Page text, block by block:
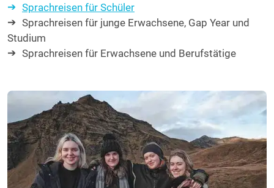
Sprachreisen für Schüler
Sprachreisen für junge Erwachsene, Gap Year und
Studium
Sprachreisen für Erwachsene und Berufstätige